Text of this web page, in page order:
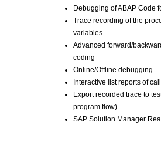
Debugging of ABAP Code
Trace recording of the
variables
Advanced forward/
coding
Online/Offline debugging
Interactive list reports of
Export recorded trace to
program flow)
SAP Solution Manager